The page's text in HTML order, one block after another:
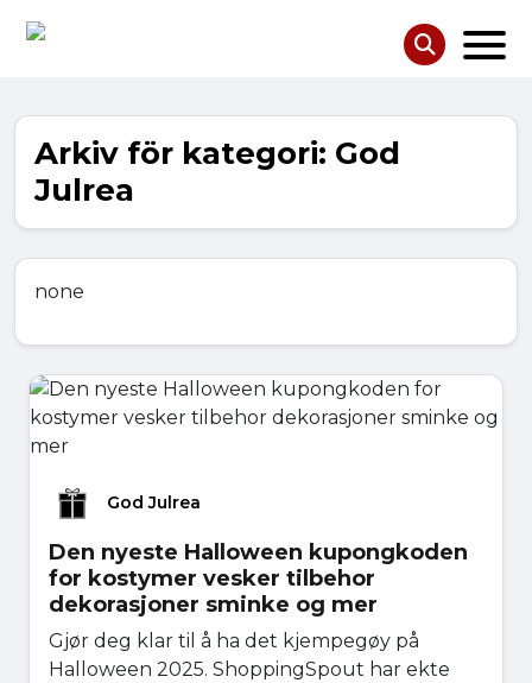
Arkiv för kategori: God
Julrea
none
God Julrea
Den nyeste Halloween kupongkoden
for kostymer vesker tilbehor
dekorasjoner sminke og mer
Gjør deg klar til å ha det kjempegøy på
Halloween 2025. ShoppingSpout har ekte